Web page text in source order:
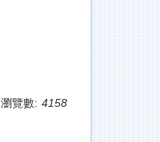
瀏覽數: 4158